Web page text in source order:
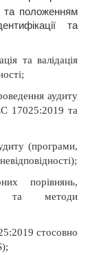
положенням
та
та валідація
аудиту
17025:2019 та
(програми,
порівнянь,
та методи
стосовно
);